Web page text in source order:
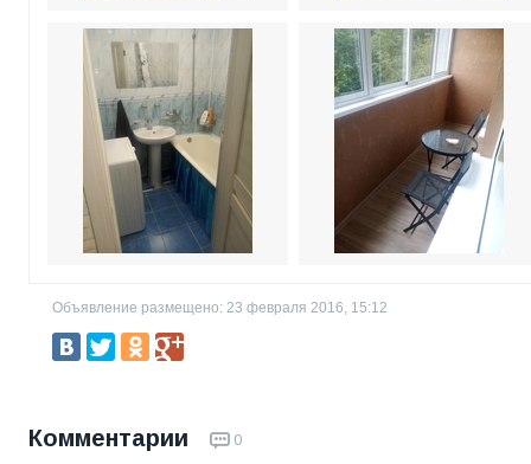
Объявление размещено: 23 февраля 2016, 15:12
Комментарии 0